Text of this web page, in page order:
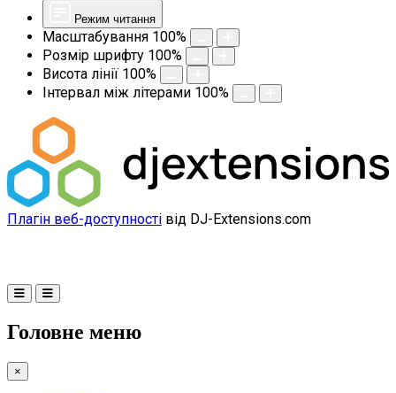
Режим читання
Масштабування 100%
Розмір шрифту 100%
Висота лінії 100%
Інтервал між літерами 100%
Плагін веб-доступності від DJ-Extensions.com
Головне меню
×